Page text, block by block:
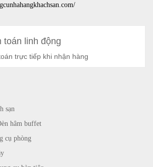
toán linh động
trực tiếp khi nhận hàng
sạn
hâm buffet
cụ phòng